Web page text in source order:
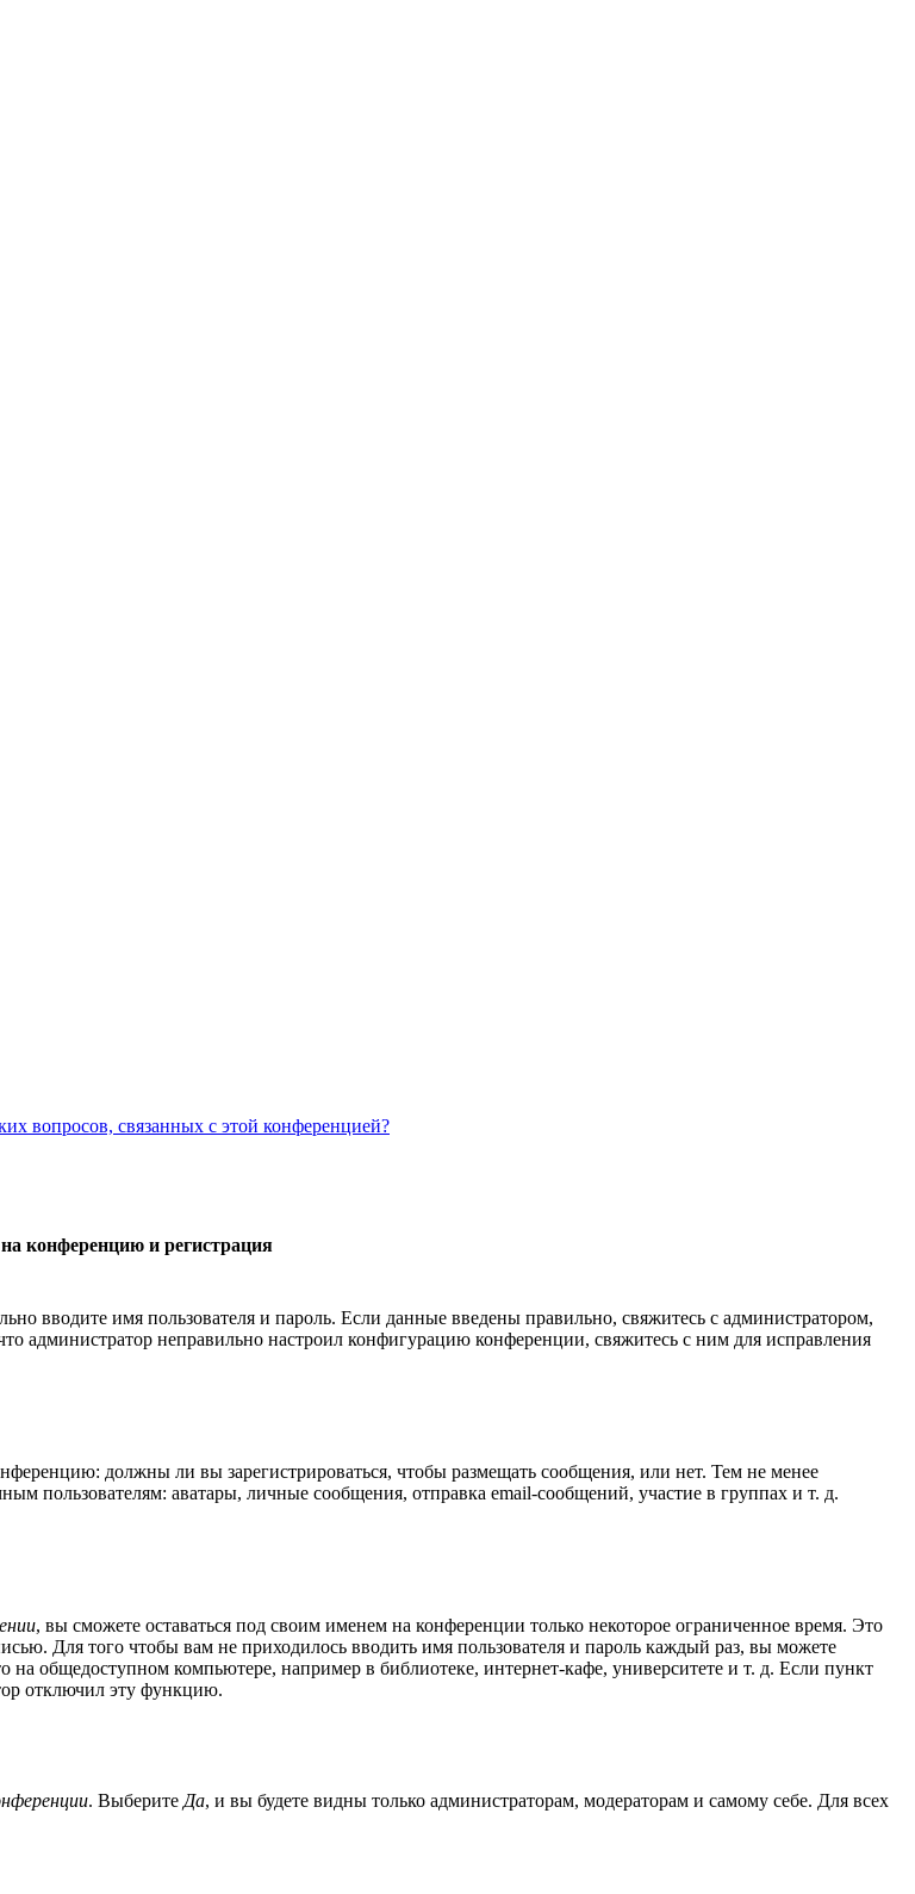
вопросов, связанных с этой конференцией?
конференцию и регистрация
вводите имя пользователя и пароль. Если данные введены правильно, свяжитесь с администратором,
администратор неправильно настроил конфигурацию конференции, свяжитесь с ним для исправления
должны ли вы зарегистрироваться, чтобы размещать сообщения, или нет. Тем не менее
пользователям: аватары, личные сообщения, отправка email-сообщений, участие в группах и т. д.
, вы сможете оставаться под своим именем на конференции только некоторое ограниченное время. Это
Для того чтобы вам не приходилось вводить имя пользователя и пароль каждый раз, вы можете
общедоступном компьютере, например в библиотеке, интернет-кафе, университете и т. д. Если пункт
отключил эту функцию.
. Выберите Да, и вы будете видны только администраторам, модераторам и самому себе. Для всех